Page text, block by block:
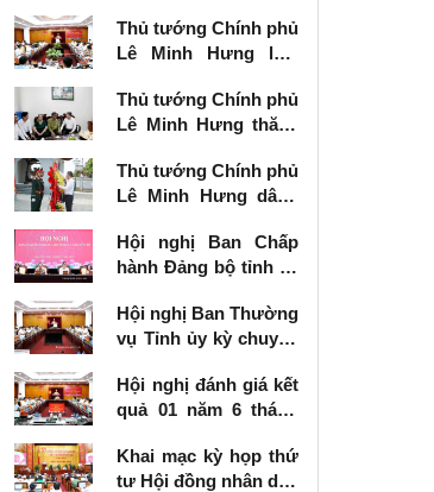
Thủ tướng Chính phủ
Lê Minh Hưng làm
vụ Tỉnh ủy Lạng Sơn
Thủ tướng Chính phủ
Lê Minh Hưng thăm,
binh tại Lạng Sơn
Thủ tướng Chính phủ
Lê Minh Hưng dâng
các Anh hùng liệt sĩ
tại Lạng Sơn
Hội nghị Ban Chấp
hành Đảng bộ tỉnh kỳ
Hội nghị Ban Thường
vụ Tỉnh ủy kỳ chuyên
Hội nghị đánh giá kết
quả 01 năm 6 tháng
số 57-NQ/TW
Khai mạc kỳ họp thứ
tư Hội đồng nhân dân